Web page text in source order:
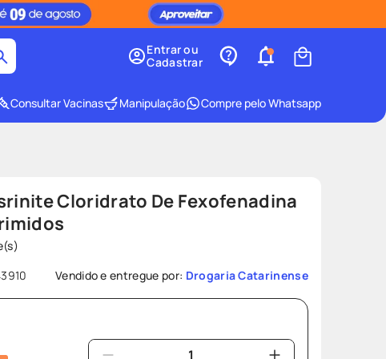
Entrar ou
Cadastrar
Consultar Vacinas Manipulação Compre pelo Whatsapp
Cloridrato De Fexofenadina
Vendido e entregue por: Drogaria Catarinense